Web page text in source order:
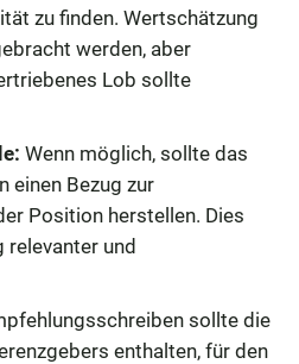
zu finden. Wertschätzung
werden, aber
Lob sollte
Wenn möglich, sollte das
einen Bezug zur
Position herstellen. Dies
relevanter und
sollte die
enthalten, für den